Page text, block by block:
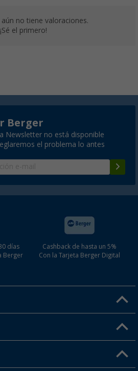
no tiene valoraciones.
¡Sé el primero!
Berger
Newsletter no está disponible
el problema lo antes
días
Berger
Cashback de hasta un 5%
Con la Tarjeta Berger Digital